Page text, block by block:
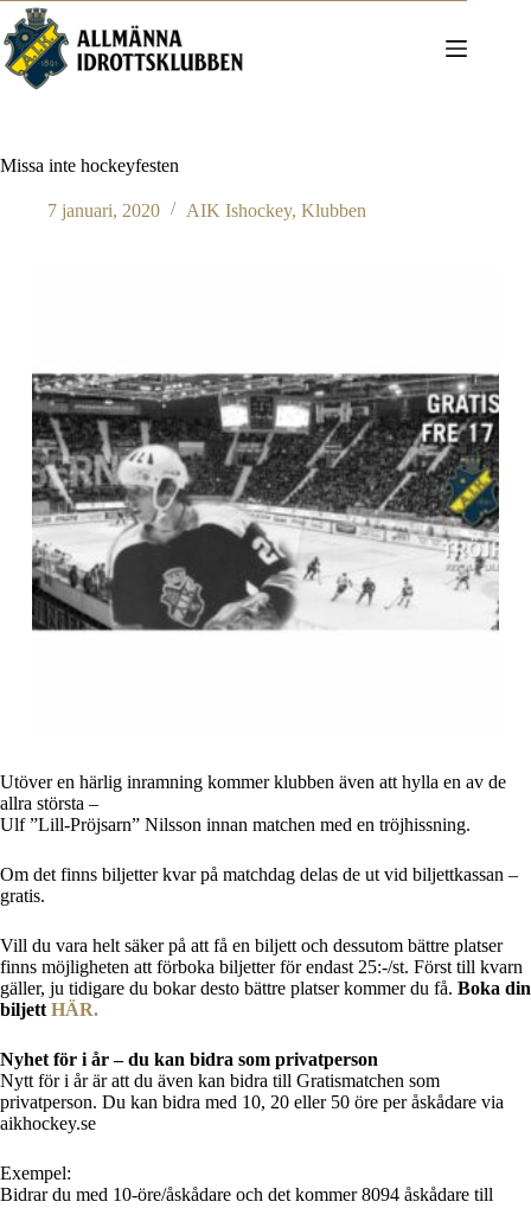
Hoppa
till
innehåll
Missa inte hockeyfesten
7 januari, 2020 AIK Ishockey, Klubben
Utöver en härlig inramning kommer klubben även att hylla en av de
allra största –
Ulf ”Lill-Pröjsarn” Nilsson innan matchen med en tröjhissning.
Om det finns biljetter kvar på matchdag delas de ut vid biljettkassan –
gratis.
Vill du vara helt säker på att få en biljett och dessutom bättre platser
finns möjligheten att förboka biljetter för endast 25:-/st. Först till kvarn
gäller, ju tidigare du bokar desto bättre platser kommer du få. Boka din
biljett HÄR.
Nyhet för i år – du kan bidra som privatperson
Nytt för i år är att du även kan bidra till Gratismatchen som
privatperson. Du kan bidra med 10, 20 eller 50 öre per åskådare via
aikhockey.se
Exempel:
Bidrar du med 10-öre/åskådare och det kommer 8094 åskådare till